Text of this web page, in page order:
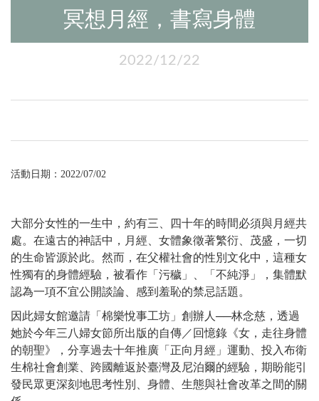
冥想月經，書寫身體
2022/12/22
活動日期：2022/07/02
大部分女性的一生中，約有三、四十年的時間必須與月經共
處。在遠古的神話中，月經、女體象徵著繁衍、茂盛，一切
的生命皆源於此。然而，在父權社會的性別文化中，這種女
性獨有的身體經驗， 被看作「污穢」、「不純淨」，集體默
認為一項不宜公開談論、感到羞恥的禁忌話題。
因此婦女館邀請「棉樂悅事工坊」創辦人──林念慈，透過
她於今年三八婦女節所出版的自傳／回憶錄《女，走往身體
的朝聖》，分享過去十年推廣「正向月經」運動、投入布衛
生棉社會創業、跨國離返於臺灣及尼泊爾的經驗，期盼能引
發民眾更深刻地思考性別、身體、生態與社會改革之間的關